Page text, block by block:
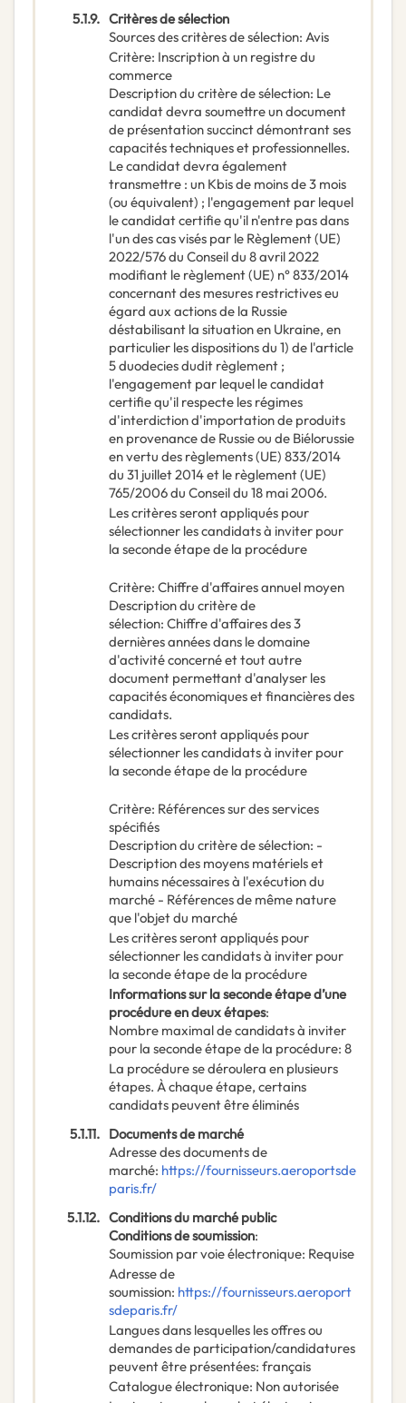
5.1.9. Critères de sélection
Sources des critères de sélection: Avis
Critère: Inscription à un registre du
commerce
Description du critère de sélection: Le
candidat devra soumettre un document
de présentation succinct démontrant ses
capacités techniques et professionnelles.
Le candidat devra également
transmettre : un Kbis de moins de 3 mois
(ou équivalent) ; l'engagement par lequel
le candidat certifie qu'il n'entre pas dans
l'un des cas visés par le Règlement (UE)
2022/576 du Conseil du 8 avril 2022
modifiant le règlement (UE) n° 833/2014
concernant des mesures restrictives eu
égard aux actions de la Russie
déstabilisant la situation en Ukraine, en
particulier les dispositions du 1) de l'article
5 duodecies dudit règlement ;
l'engagement par lequel le candidat
certifie qu'il respecte les régimes
d'interdiction d'importation de produits
en provenance de Russie ou de Biélorussie
en vertu des règlements (UE) 833/2014
du 31 juillet 2014 et le règlement (UE)
765/2006 du Conseil du 18 mai 2006.
Les critères seront appliqués pour
sélectionner les candidats à inviter pour
la seconde étape de la procédure
Critère: Chiffre d'affaires annuel moyen
Description du critère de
sélection: Chiffre d'affaires des 3
dernières années dans le domaine
d'activité concerné et tout autre
document permettant d'analyser les
capacités économiques et financières des
candidats.
Les critères seront appliqués pour
sélectionner les candidats à inviter pour
la seconde étape de la procédure
Critère: Références sur des services
spécifiés
Description du critère de sélection: -
Description des moyens matériels et
humains nécessaires à l'exécution du
marché - Références de même nature
que l'objet du marché
Les critères seront appliqués pour
sélectionner les candidats à inviter pour
la seconde étape de la procédure
Informations sur la seconde étape d’une
procédure en deux étapes:
Nombre maximal de candidats à inviter
pour la seconde étape de la procédure: 8
La procédure se déroulera en plusieurs
étapes. À chaque étape, certains
candidats peuvent être éliminés
5.1.11. Documents de marché
Adresse des documents de
marché: https://fournisseurs.aeroportsde
paris.fr/
5.1.12. Conditions du marché public
Conditions de soumission:
Soumission par voie électronique: Requise
Adresse de
soumission: https://fournisseurs.aeroport
sdeparis.fr/
Langues dans lesquelles les offres ou
demandes de participation/candidatures
peuvent être présentées: français
Catalogue électronique: Non autorisée